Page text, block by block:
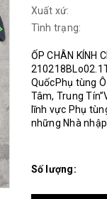
Xuất xứ:
Tình trạng:
ỐP CHÂN KÍNH
QuốcPhụ tùng
Tâm, Trung
lĩnh vực Phụ
những Nhà nhập
Số lượng: